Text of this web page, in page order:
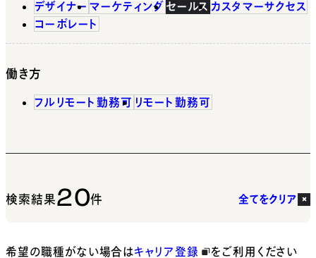
デザイナー マーケティング セールス カスタマーサクセス
コーポレート
働き方
フルリモート勤務可 リモート勤務可
検索結果20件 全てをクリア
希望の職種がない場合はキャリア登録 をご利用ください